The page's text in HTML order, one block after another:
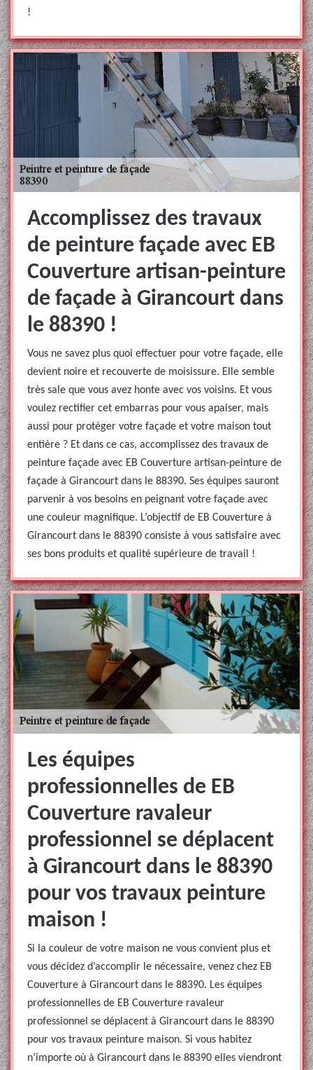
!
Accomplissez des travaux
de peinture façade avec EB
Couverture artisan-peinture
de façade à Girancourt dans
le 88390 !
Vous ne savez plus quoi effectuer pour votre façade, elle
devient noire et recouverte de moisissure. Elle semble
très sale que vous avez honte avec vos voisins. Et vous
voulez rectifier cet embarras pour vous apaiser, mais
aussi pour protéger votre façade et votre maison tout
entière ? Et dans ce cas, accomplissez des travaux de
peinture façade avec EB Couverture artisan-peinture de
façade à Girancourt dans le 88390. Ses équipes sauront
parvenir à vos besoins en peignant votre façade avec
une couleur magnifique. L’objectif de EB Couverture à
Girancourt dans le 88390 consiste à vous satisfaire avec
ses bons produits et qualité supérieure de travail !
Les équipes
professionnelles de EB
Couverture ravaleur
professionnel se déplacent
à Girancourt dans le 88390
pour vos travaux peinture
maison !
Si la couleur de votre maison ne vous convient plus et
vous décidez d’accomplir le nécessaire, venez chez EB
Couverture à Girancourt dans le 88390. Les équipes
professionnelles de EB Couverture ravaleur
professionnel se déplacent à Girancourt dans le 88390
pour vos travaux peinture maison. Si vous habitez
n’importe où à Girancourt dans le 88390 elles viendront